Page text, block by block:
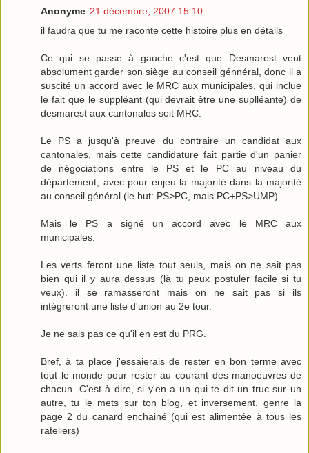
Anonyme 21 décembre, 2007 15:10
il faudra que tu me raconte cette histoire plus en détails
Ce qui se passe à gauche c'est que Desmarest veut
absolument garder son siège au conseil génnéral, donc il a
suscité un accord avec le MRC aux municipales, qui inclue
le fait que le suppléant (qui devrait être une suplléante) de
desmarest aux cantonales soit MRC.
Le PS a jusqu'à preuve du contraire un candidat aux
cantonales, mais cette candidature fait partie d'un panier
de négociations entre le PS et le PC au niveau du
département, avec pour enjeu la majorité dans la majorité
au conseil général (le but: PS>PC, mais PC+PS>UMP).
Mais le PS a signé un accord avec le MRC aux
municipales.
Les verts feront une liste tout seuls, mais on ne sait pas
bien qui il y aura dessus (là tu peux postuler facile si tu
veux). il se ramasseront mais on ne sait pas si ils
intégreront une liste d'union au 2e tour.
Je ne sais pas ce qu'il en est du PRG.
Bref, à ta place j'essaierais de rester en bon terme avec
tout le monde pour rester au courant des manoeuvres de
chacun. C'est à dire, si y'en a un qui te dit un truc sur un
autre, tu le mets sur ton blog, et inversement. genre la
page 2 du canard enchainé (qui est alimentée à tous les
rateliers)